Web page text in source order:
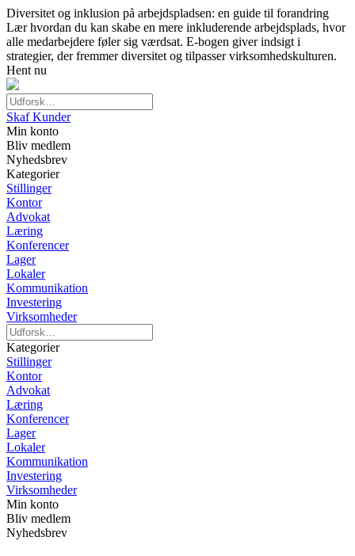
Diversitet og inklusion på arbejdspladsen: en guide til forandring
Lær hvordan du kan skabe en mere inkluderende arbejdsplads, hvor
alle medarbejdere føler sig værdsat. E-bogen giver indsigt i
strategier, der fremmer diversitet og tilpasser virksomhedskulturen.
Hent nu
Skaf Kunder
Min konto
Bliv medlem
Nyhedsbrev
Kategorier
Stillinger
Kontor
Advokat
Læring
Konferencer
Lager
Lokaler
Kommunikation
Investering
Virksomheder
Kategorier
Stillinger
Kontor
Advokat
Læring
Konferencer
Lager
Lokaler
Kommunikation
Investering
Virksomheder
Min konto
Bliv medlem
Nyhedsbrev